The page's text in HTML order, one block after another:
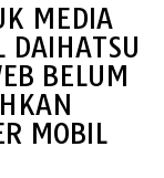
MEDIA
DAIHATSU
BELUM
MOBIL